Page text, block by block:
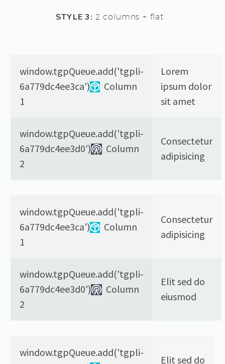
STYLE 3: 2 columns + flat
window.tgpQueue.add('tgpli-
6a779dc4ee3ca')
Column
1
Lorem
ipsum dolor
sit amet
window.tgpQueue.add('tgpli-
6a779dc4ee3d0')
Column
2
Consectetur
adipisicing
window.tgpQueue.add('tgpli-
6a779dc4ee3ca')
Column
1
Consectetur
adipisicing
window.tgpQueue.add('tgpli-
6a779dc4ee3d0')
Column
2
Elit sed do
eiusmod
window.tgpQueue.add('tgpli-
Elit sed do